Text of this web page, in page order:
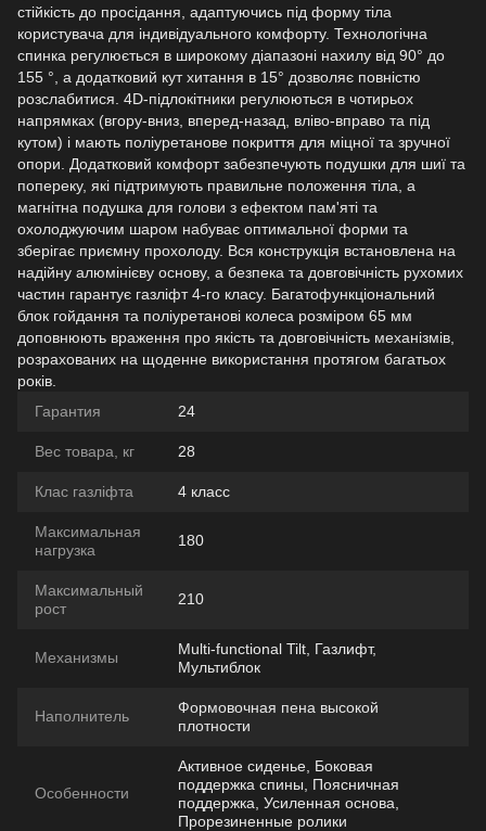
стійкість до просідання, адаптуючись під форму тіла
користувача для індивідуального комфорту. Технологічна
спинка регулюється в широкому діапазоні нахилу від 90° до
155 °, а додатковий кут хитання в 15° дозволяє повністю
розслабитися. 4D-підлокітники регулюються в чотирьох
напрямках (вгору-вниз, вперед-назад, вліво-вправо та під
кутом) і мають поліуретанове покриття для міцної та зручної
опори. Додатковий комфорт забезпечують подушки для шиї та
попереку, які підтримують правильне положення тіла, а
магнітна подушка для голови з ефектом пам'яті та
охолоджуючим шаром набуває оптимальної форми та
зберігає приємну прохолоду. Вся конструкція встановлена на
надійну алюмінієву основу, а безпека та довговічність рухомих
частин гарантує газліфт 4-го класу. Багатофункціональний
блок гойдання та поліуретанові колеса розміром 65 мм
доповнюють враження про якість та довговічність механізмів,
розрахованих на щоденне використання протягом багатьох
років.
Гарантия
24
Вес товара, кг 28
Клас газліфта 4 класс
Максимальная
нагрузка
180
Максимальный
рост
210
Механизмы
Multi-functional Tilt, Газлифт,
Мультиблок
Наполнитель
Формовочная пена высокой
плотности
Особенности
Активное сиденье, Боковая
поддержка спины, Поясничная
поддержка, Усиленная основа,
Прорезиненные ролики